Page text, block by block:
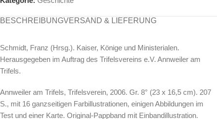
BESCHREIBUNGVERSAND & LIEFERUNG
Schmidt, Franz (Hrsg.). Kaiser, Könige und Ministerialen.
Herausgegeben im Auftrag des Trifelsvereins e.V. Annweiler am
Trifels.
Annweiler am Trifels, Trifelsverein, 2006. Gr. 8° (23 x 16,5 cm). 207
S., mit 16 ganzseitigen Farbillustrationen, einigen Abbildungen im
Test und einer Karte. Original-Pappband mit Einbandillustration.